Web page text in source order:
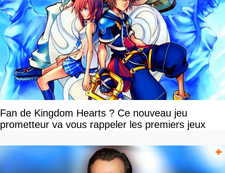
Fan de Kingdom Hearts ? Ce nouveau jeu
prometteur va vous rappeler les premiers jeux